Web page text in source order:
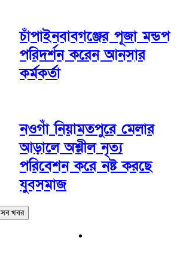
চাঁপাইনবাবগঞ্জের পূজা মন্ডপ
পরিদর্শন করেন আনসার
কর্মকর্তা
নওগাঁ নিয়ামতপুরে মেলার
আড়ালে অশ্লীল নৃত্য
পরিবেশন করে নষ্ট করছে
যুবসমাজ
সব খবর